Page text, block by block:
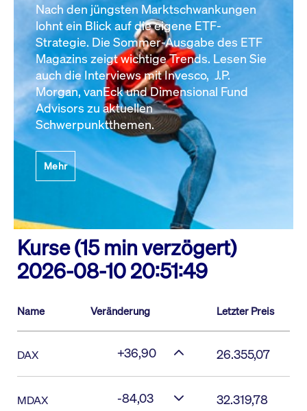
Nach den jüngsten Marktschwankungen
lohnt ein Blick auf die eigene ETF-
Strategie. Die Sommer-Ausgabe des ETF
Magazins zeigt wichtige Trends. Lesen Sie
auch die Interviews mit Invesco, J.P.
Morgan, vanEck und Dimensional Fund
Advisors zu aktuellen
Schwerpunktthemen.
Mehr
Kurse (15 min verzögert)
2026-08-10 20:51:49
Name Veränderung Letzter Preis
DAX +36,90 26.355,07
MDAX -84,03 32.319,78